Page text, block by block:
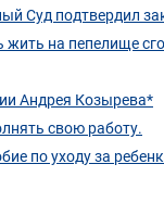
Суд подтвердил
на пепелище
Андрея Козырева*
свою работу.
по уходу за